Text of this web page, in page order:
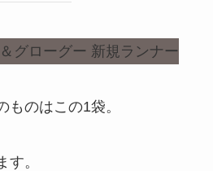
ものはこの1袋。
。